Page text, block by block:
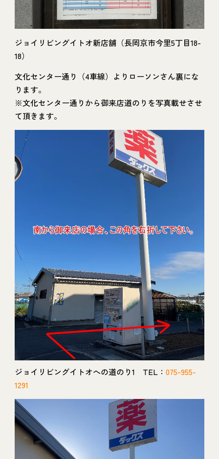
ジョイリビングイトオ新店舗（長岡京市今里5丁目18-
18）
文化センター通り（4車線）よりローソンさん裏にな
ります。
※文化センター通りから御来店道のりを写真載せさせ
て頂きます。
ジョイリビングイトオへの道のり1 TEL： 075-955-
1291